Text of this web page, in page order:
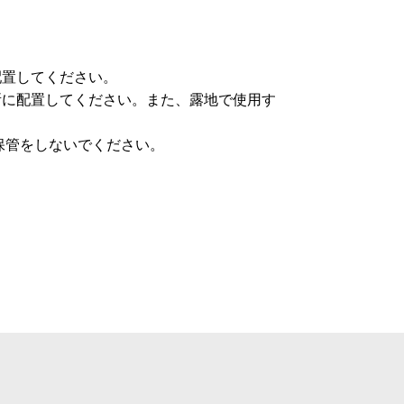
してください。
配置してください。また、露地で使用す
をしないでください。